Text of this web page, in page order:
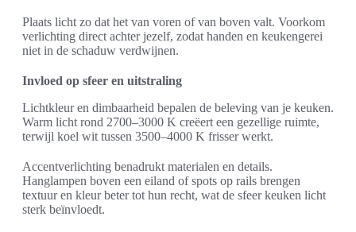
Plaats licht zo dat het van voren of van boven valt. Voorkom
verlichting direct achter jezelf, zodat handen en keukengerei
niet in de schaduw verdwijnen.
Invloed op sfeer en uitstraling
Lichtkleur en dimbaarheid bepalen de beleving van je keuken.
Warm licht rond 2700–3000 K creëert een gezellige ruimte,
terwijl koel wit tussen 3500–4000 K frisser werkt.
Accentverlichting benadrukt materialen en details.
Hanglampen boven een eiland of spots op rails brengen
textuur en kleur beter tot hun recht, wat de sfeer keuken licht
sterk beïnvloedt.